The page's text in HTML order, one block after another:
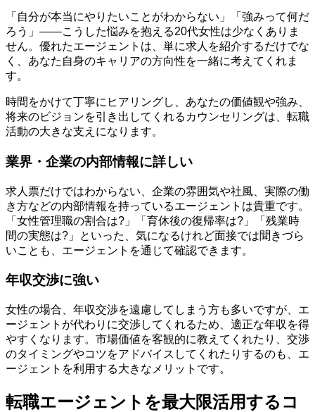
「自分が本当にやりたいことがわからない」「強みって何だ
ろう」――こうした悩みを抱える20代女性は少なくありま
せん。優れたエージェントは、単に求人を紹介するだけでな
く、あなた自身のキャリアの方向性を一緒に考えてくれま
す。
時間をかけて丁寧にヒアリングし、あなたの価値観や強み、
将来のビジョンを引き出してくれるカウンセリングは、転職
活動の大きな支えになります。
業界・企業の内部情報に詳しい
求人票だけではわからない、企業の雰囲気や社風、実際の働
き方などの内部情報を持っているエージェントは貴重です。
「女性管理職の割合は?」「育休後の復帰率は?」「残業時
間の実態は?」といった、気になるけれど面接では聞きづら
いことも、エージェントを通じて確認できます。
年収交渉に強い
女性の場合、年収交渉を遠慮してしまう方も多いですが、エ
ージェントが代わりに交渉してくれるため、適正な年収を得
やすくなります。市場価値を客観的に教えてくれたり、交渉
のタイミングやコツをアドバイスしてくれたりするのも、エ
ージェントを利用する大きなメリットです。
転職エージェントを最大限活用するコ